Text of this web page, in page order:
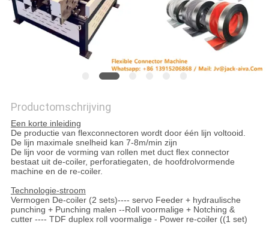
Productomschrijving
Een korte inleiding
De productie van flexconnectoren wordt door één lijn voltooid.
De lijn maximale snelheid kan 7-8m/min zijn
De lijn voor de vorming van rollen met duct flex connector
bestaat uit de-coiler, perforatiegaten, de hoofdrolvormende
machine en de re-coiler.
Technologie-stroom
Vermogen De-coiler (2 sets)---- servo Feeder + hydraulische
punching + Punching malen --Roll voormalige + Notching &
cutter ---- TDF duplex roll voormalige - Power re-coiler ((1 set)